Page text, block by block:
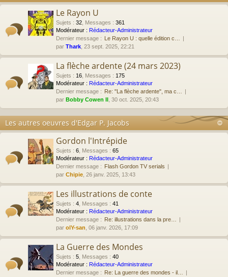
Le Rayon U
Sujets : 32 Messages : 361
Modérateur : Rédacteur-Administrateur
Dernier message : Le Rayon U : quelle édition c…
par Thark , 23 sept. 2025, 22:21
La flèche ardente (24 mars 2023)
Sujets : 16 Messages : 175
Modérateur : Rédacteur-Administrateur
Dernier message : Re: "La flèche ardente", ma c…
par Bobby Cowen II , 30 oct. 2025, 20:43
Les autres oeuvres d'Edgar P. Jacobs
Gordon l'Intrépide
Sujets : 6 Messages : 65
Modérateur : Rédacteur-Administrateur
Dernier message : Flash Gordon TV serials
par Chipie , 26 janv. 2025, 13:43
Les illustrations de conte
Sujets : 4 Messages : 41
Modérateur : Rédacteur-Administrateur
Dernier message : Re: illustrations dans la pre…
par olY-san , 06 janv. 2026, 17:09
La Guerre des Mondes
Sujets : 5 Messages : 40
Modérateur : Rédacteur-Administrateur
Dernier message : Re: La guerre des mondes - il…